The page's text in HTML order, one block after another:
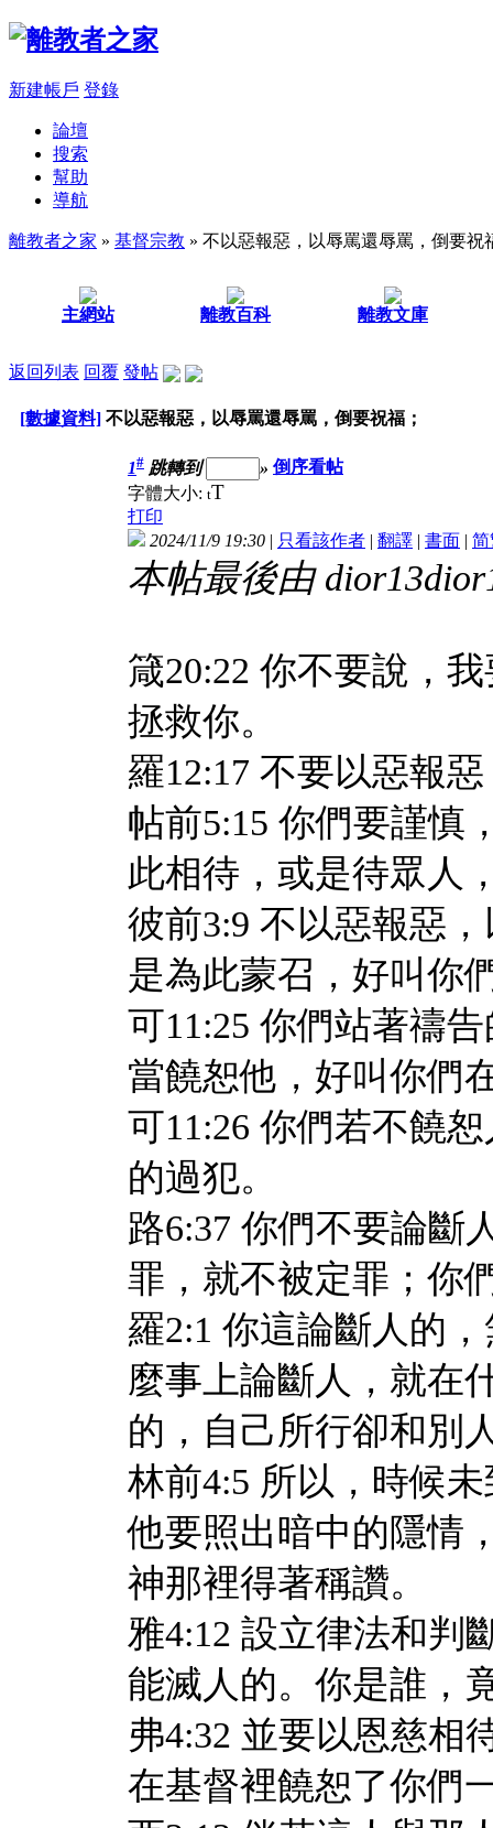
新建帳戶 登錄
論壇
搜索
幫助
導航
離教者之家 » 基督宗教 » 不以惡報惡，以辱罵還辱罵，倒要祝
主網站 離教百科 離教文庫
返回列表 回覆 發帖
[數據資料] 不以惡報惡，以辱罵還辱罵，倒要祝福；
1# 跳轉到 » 倒序看帖
字體大小: tT
打印
2024/11/9 19:30 | 只看該作者 | 翻譯 | 書面 | 简
本帖最後由
箴20:22 你不要說，
拯救你。
羅12:17 不要以惡報
帖前5:15 你們要謹慎
此相待，或是待眾人
彼前3:9 不以惡報惡
是為此蒙召，好叫你
可11:25 你們站著禱
當饒恕他，好叫你們
可11:26 你們若不饒
的過犯。
路6:37 你們不要論斷
罪，就不被定罪；你
羅2:1 你這論斷人的
麼事上論斷人，就在
的，自己所行卻和別
林前4:5 所以，時候
他要照出暗中的隱情
神那裡得著稱讚。
雅4:12 設立律法和判
能滅人的。你是誰，
弗4:32 並要以恩慈相
在基督裡饒恕了你們